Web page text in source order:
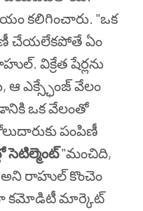
కలిగించారు. "ఒక
చేయలేకపోతే ఏం
విక్రేత షేర్లను
ఎక్స్ఛేంజ్ వేలం
ఒక వేలంతో
పంపిణీ
"మంచిది,
అని రాహుల్ కొంచెం
కమోడిటీ మార్కెట్